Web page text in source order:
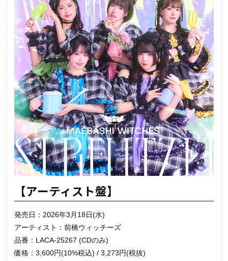
【アーティスト盤】
発売日：2026年3月18日(水)
アーティスト：前橋ウィッチーズ
品番：LACA-25267 (CDのみ)
価格：3,600円(10%税込) / 3,273円(税抜)